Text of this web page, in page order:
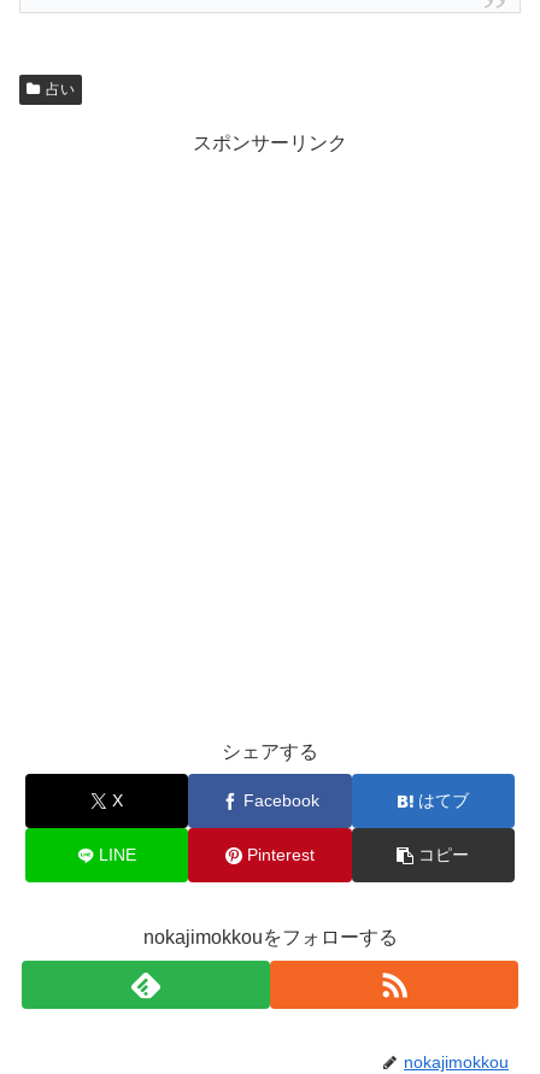
占い
スポンサーリンク
シェアする
X Facebook はてブ
LINE Pinterest コピー
nokajimokkouをフォローする
nokajimokkou